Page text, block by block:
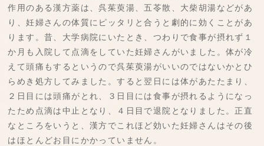
作用のある漢方薬は、呉茱萸湯、五苓散、大柴胡湯などがあ
り、妊婦さんの体質にピッタリと合うと劇的に効くことがあ
ります。昔、大学病院にいたとき、つわりで食事が摂れず１
か月も入院して点滴をしていた妊婦さんがいました。体が冷
えて頭痛もするというので呉茱萸湯がいいのではないかとひ
らめき処方してみました。すると翌日には体があたたまり、
２日目には頭痛がとれ、３日目には食事が摂れるようになっ
たため点滴は中止となり、４日目で退院となりました。正直
なところをいうと、漢方でこれほど効いた妊婦さんはその後
はほとんどお目にかかっていません。